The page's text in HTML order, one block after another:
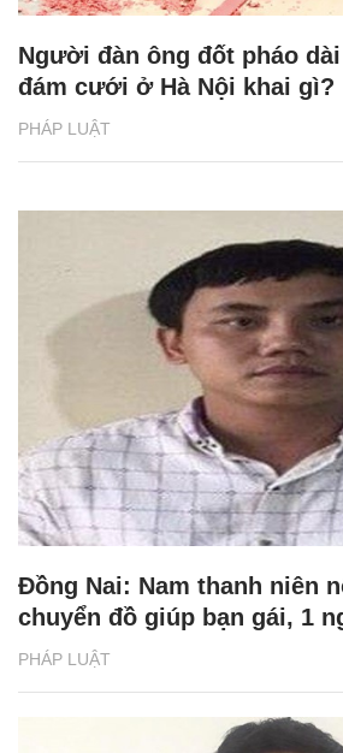
PHÁP LUẬT
Người đàn ông đốt pháo
đám cưới ở Hà Nội khai gì?
PHÁP LUẬT
Đồng Nai: Nam thanh niên
chuyển đồ giúp bạn gái, 1